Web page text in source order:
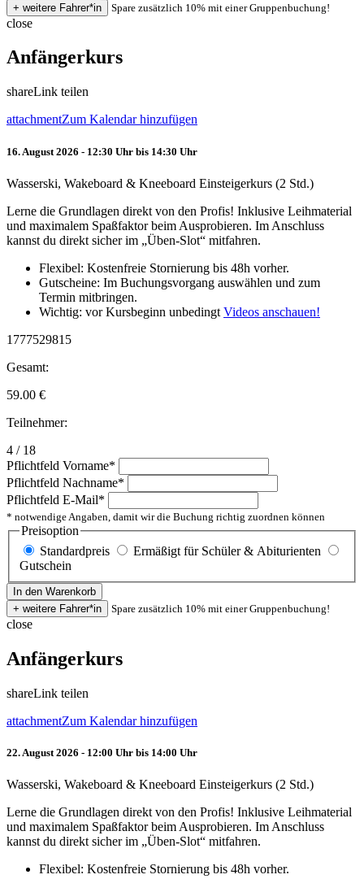
Spare zusätzlich 10% mit einer Gruppenbuchung!
close
Anfängerkurs
shareLink teilen
attachmentZum Kalendar hinzufügen
16. August 2026 - 12:30 Uhr bis 14:30 Uhr
Wasserski, Wakeboard & Kneeboard Einsteigerkurs (2 Std.)
Lerne die Grundlagen direkt von den Profis! Inklusive Leihmaterial
und maximalem Spaßfaktor beim Ausprobieren. Im Anschluss
kannst du direkt sicher im „Üben-Slot“ mitfahren.
Flexibel: Kostenfreie Stornierung bis 48h vorher.
Gutscheine: Im Buchungsvorgang auswählen und zum
Termin mitbringen.
Wichtig: vor Kursbeginn unbedingt Videos anschauen!
1777529815
Gesamt:
59.00 €
Teilnehmer:
4 / 18
Pflichtfeld Vorname*
Pflichtfeld Nachname*
Pflichtfeld E-Mail*
* notwendige Angaben, damit wir die Buchung richtig zuordnen können
Preisoption
Standardpreis
Ermäßigt für Schüler & Abiturienten
Gutschein
Spare zusätzlich 10% mit einer Gruppenbuchung!
close
Anfängerkurs
shareLink teilen
attachmentZum Kalendar hinzufügen
22. August 2026 - 12:00 Uhr bis 14:00 Uhr
Wasserski, Wakeboard & Kneeboard Einsteigerkurs (2 Std.)
Lerne die Grundlagen direkt von den Profis! Inklusive Leihmaterial
und maximalem Spaßfaktor beim Ausprobieren. Im Anschluss
kannst du direkt sicher im „Üben-Slot“ mitfahren.
Flexibel: Kostenfreie Stornierung bis 48h vorher.